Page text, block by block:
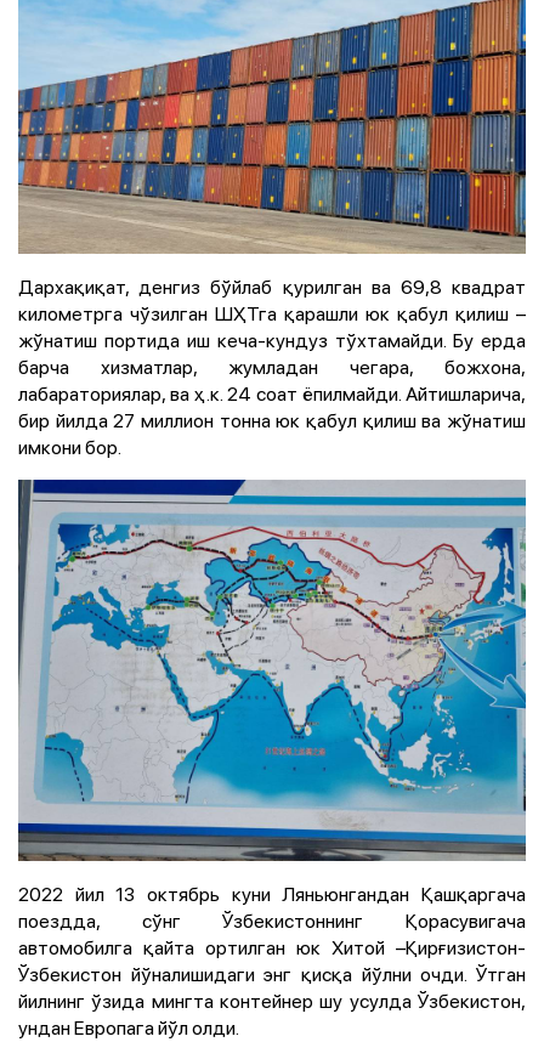
Дархақиқат, денгиз бўйлаб қурилган ва 69,8 квадрат
километрга чўзилган ШҲТга қарашли юк қабул қилиш –
жўнатиш портида иш кеча-кундуз тўхтамайди. Бу ерда
барча хизматлар, жумладан чегара, божхона,
лабараториялар, ва ҳ.к. 24 соат ёпилмайди. Айтишларича,
бир йилда 27 миллион тонна юк қабул қилиш ва жўнатиш
имкони бор.
2022 йил 13 октябрь куни Ляньюнгандан Қашқаргача
поездда, сўнг Ўзбекистоннинг Қорасувигача
автомобилга қайта ортилган юк Хитой –Қирғизистон-
Ўзбекистон йўналишидаги энг қисқа йўлни очди. Ўтган
йилнинг ўзида мингта контейнер шу усулда Ўзбекистон,
ундан Европага йўл олди.